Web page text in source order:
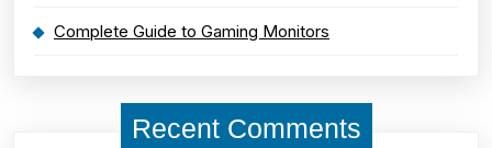
Complete Guide to Gaming Monitors
Recent Comments